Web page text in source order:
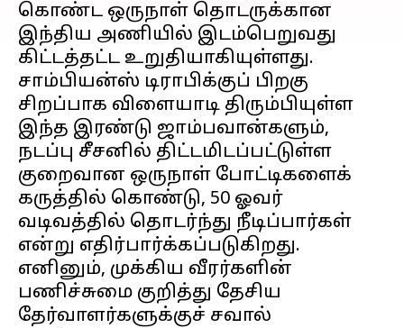
கொண்ட ஒருநாள் தொடருக்கான
இந்திய அணியில் இடம்பெறுவது
கிட்டத்தட்ட உறுதியாகியுள்ளது.
சாம்பியன்ஸ் டிராபிக்குப் பிறகு
சிறப்பாக விளையாடி திரும்பியுள்ள
இந்த இரண்டு ஜாம்பவான்களும்,
நடப்பு சீசனில் திட்டமிடப்பட்டுள்ள
குறைவான ஒருநாள் போட்டிகளைக்
கருத்தில் கொண்டு, 50 ஓவர்
வடிவத்தில் தொடர்ந்து நீடிப்பார்கள்
என்று எதிர்பார்க்கப்படுகிறது.
எனினும், முக்கிய வீரர்களின்
பணிச்சுமை குறித்து தேசிய
தேர்வாளர்களுக்குச் சவால்